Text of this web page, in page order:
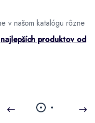
v našom katalógu rôzne
najlepších produktov od